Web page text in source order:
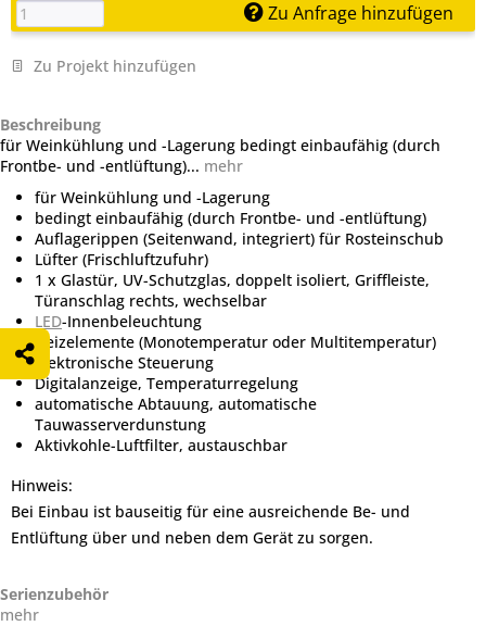
Zu Anfrage hinzufügen
Zu Projekt hinzufügen
Beschreibung
für Weinkühlung und -Lagerung bedingt einbaufähig (durch
Frontbe- und -entlüftung)... mehr
für Weinkühlung und -Lagerung
bedingt einbaufähig (durch Frontbe- und -entlüftung)
Auflagerippen (Seitenwand, integriert) für Rosteinschub
Lüfter (Frischluftzufuhr)
1 x Glastür, UV-Schutzglas, doppelt isoliert, Griffleiste,
Türanschlag rechts, wechselbar
LED-Innenbeleuchtung
Heizelemente (Monotemperatur oder Multitemperatur)
elektronische Steuerung
Digitalanzeige, Temperaturregelung
automatische Abtauung, automatische
Tauwasserverdunstung
Aktivkohle-Luftfilter, austauschbar
Hinweis:
Bei Einbau ist bauseitig für eine ausreichende Be- und
Entlüftung über und neben dem Gerät zu sorgen.
Serienzubehör
mehr